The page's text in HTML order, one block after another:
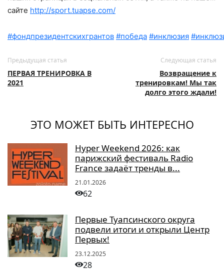
сайте http://sport.tuapse.com/
#фондпрезидентскихгрантов #победа #инклюзия
Предыдущая статья
ПЕРВАЯ ТРЕНИРОВКА В
2021
Следующая статья
Возвращение к
тренировкам! Мы так
долго этого ждали!
ЭТО МОЖЕТ БЫТЬ ИНТЕРЕСНО
Hyper Weekend 2026: как
парижский фестиваль Radio
France задаёт тренды в...
21.01.2026
62
Первые Туапсинского округа
подвели итоги и открыли Центр
Первых!
23.12.2025
28